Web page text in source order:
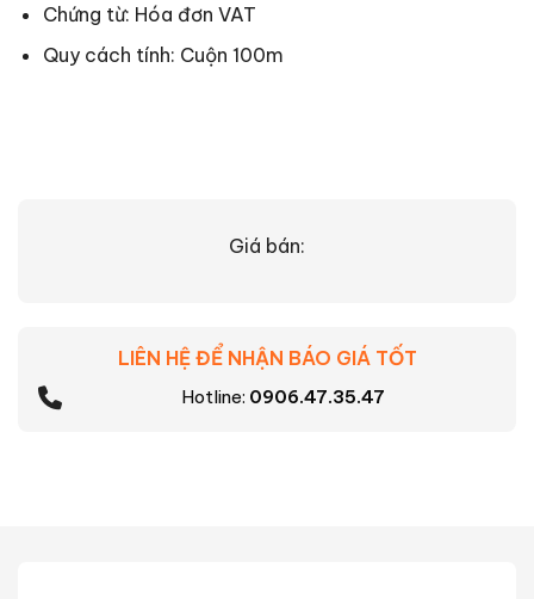
Chứng từ: Hóa đơn VAT
Quy cách tính: Cuộn 100m
Giá bán:
LIÊN HỆ ĐỂ NHẬN BÁO GIÁ TỐT
Hotline: 0906.47.35.47